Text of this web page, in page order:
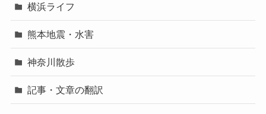
横浜ライフ
熊本地震・水害
神奈川散歩
記事・文章の翻訳